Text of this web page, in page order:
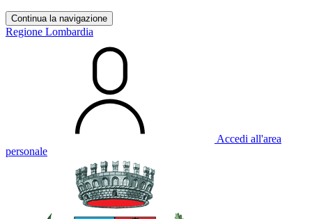
Continua la navigazione
Regione Lombardia
Accedi all'area
personale